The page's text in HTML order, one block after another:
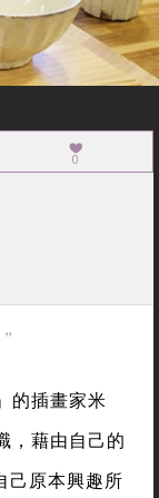
0
」的插畫家米
，藉由自己的
己原本興趣所